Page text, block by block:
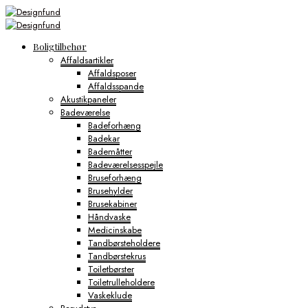
Boligtilbehør
Affaldsartikler
Affaldsposer
Affaldsspande
Akustikpaneler
Badeværelse
Badeforhæng
Badekar
Bademåtter
Badeværelsesspejle
Bruseforhæng
Brusehylder
Brusekabiner
Håndvaske
Medicinskabe
Tandbørsteholdere
Tandbørstekrus
Toiletbørster
Toiletrulleholdere
Vaskeklude